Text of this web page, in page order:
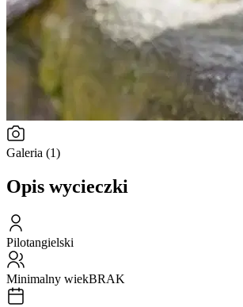
Galeria (1)
Opis wycieczki
Pilotangielski
Minimalny wiekBRAK